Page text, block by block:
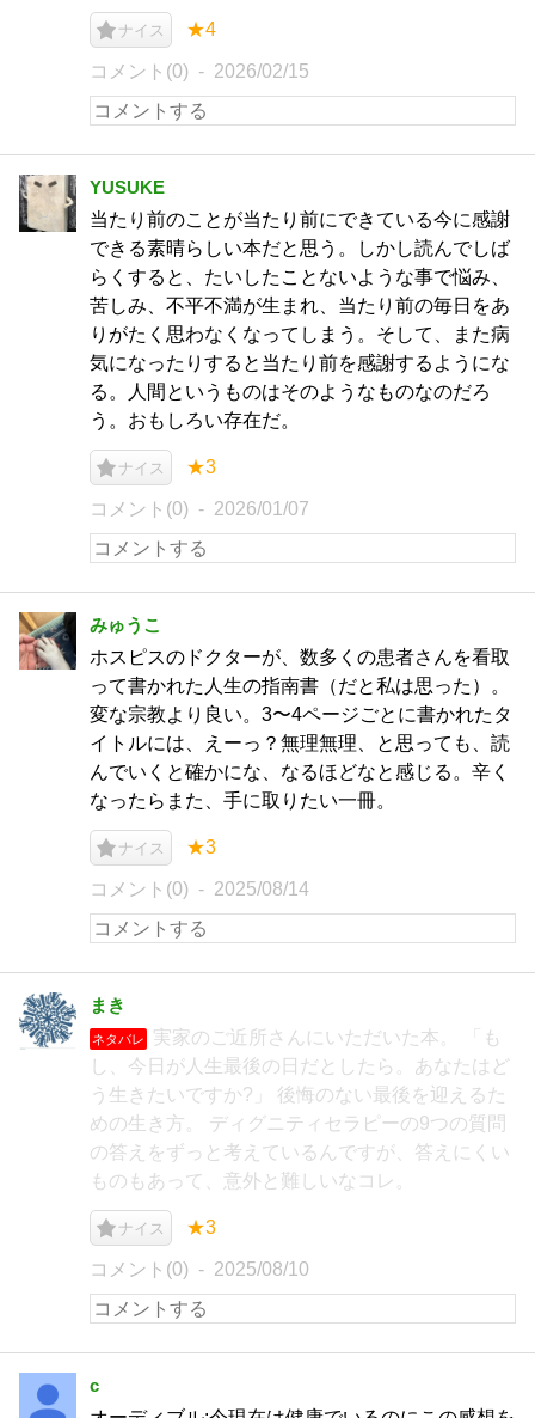
ナイス ★4
コメント(0) 2026/02/15
YUSUKE
当たり前のことが当たり前にできている今に感謝
できる素晴らしい本だと思う。しかし読んでしば
らくすると、たいしたことないような事で悩み、
苦しみ、不平不満が生まれ、当たり前の毎日をあ
りがたく思わなくなってしまう。そして、また病
気になったりすると当たり前を感謝するようにな
る。人間というものはそのようなものなのだろ
う。おもしろい存在だ。
ナイス ★3
コメント(0) 2026/01/07
みゅうこ
ホスピスのドクターが、数多くの患者さんを看取
って書かれた人生の指南書（だと私は思った）。
変な宗教より良い。3〜4ページごとに書かれたタ
イトルには、えーっ？無理無理、と思っても、読
んでいくと確かにな、なるほどなと感じる。辛く
なったらまた、手に取りたい一冊。
ナイス ★3
コメント(0) 2025/08/14
まき
ネタバレ
実家のご近所さんにいただいた本。 「も
し、今日が人生最後の日だとしたら。あなたはど
う生きたいですか?」 後悔のない最後を迎えるた
めの生き方。 ディグニティセラピーの9つの質問
の答えをずっと考えているんですが、答えにくい
ものもあって、意外と難しいなコレ。
ナイス ★3
コメント(0) 2025/08/10
c